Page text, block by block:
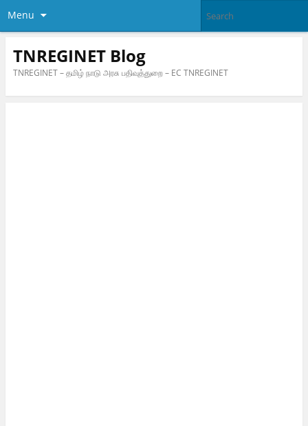
Menu
TNREGINET Blog
TNREGINET – தமிழ் நாடு அரசு பதிவுத்துறை – EC TNREGINET